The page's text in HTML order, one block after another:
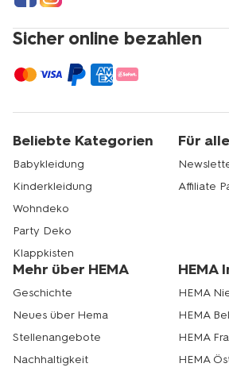
Sicher online bezahlen
Beliebte Kategorien
Babykleidung
Kinderkleidung
Wohndeko
Party Deko
Klappkisten
Für
Affiliate
Mehr über HEMA
Geschichte
Neues über Hema
Stellenangebote
Nachhaltigkeit
HEMA
HEMA
HEMA
HEMA
HEMA